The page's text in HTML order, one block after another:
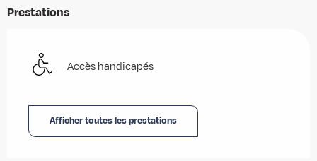
Prestations
Accès handicapés
Afficher toutes les prestations